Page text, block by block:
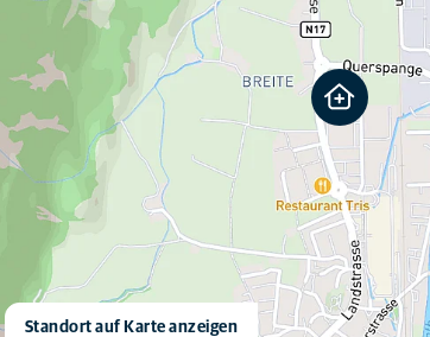
Standort auf Karte anzeigen